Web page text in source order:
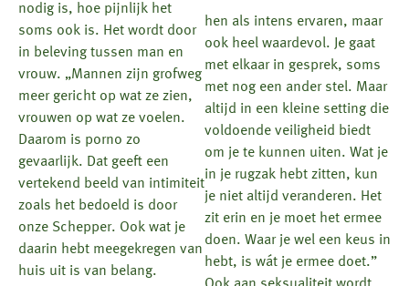
nodig is, hoe pijnlijk het
soms ook is. Het wordt door
in beleving tussen man en
vrouw. „Mannen zijn grofweg
meer gericht op wat ze zien,
vrouwen op wat ze voelen.
Daarom is porno zo
gevaarlijk. Dat geeft een
vertekend beeld van intimiteit
zoals het bedoeld is door
onze Schepper. Ook wat je
daarin hebt meegekregen van
huis uit is van belang.
hen als intens ervaren, maar
ook heel waardevol. Je gaat
met elkaar in gesprek, soms
met nog een ander stel. Maar
altijd in een kleine setting die
voldoende veiligheid biedt
om je te kunnen uiten. Wat je
in je rugzak hebt zitten, kun
je niet altijd veranderen. Het
zit erin en je moet het ermee
doen. Waar je wel een keus in
hebt, is wát je ermee doet.”